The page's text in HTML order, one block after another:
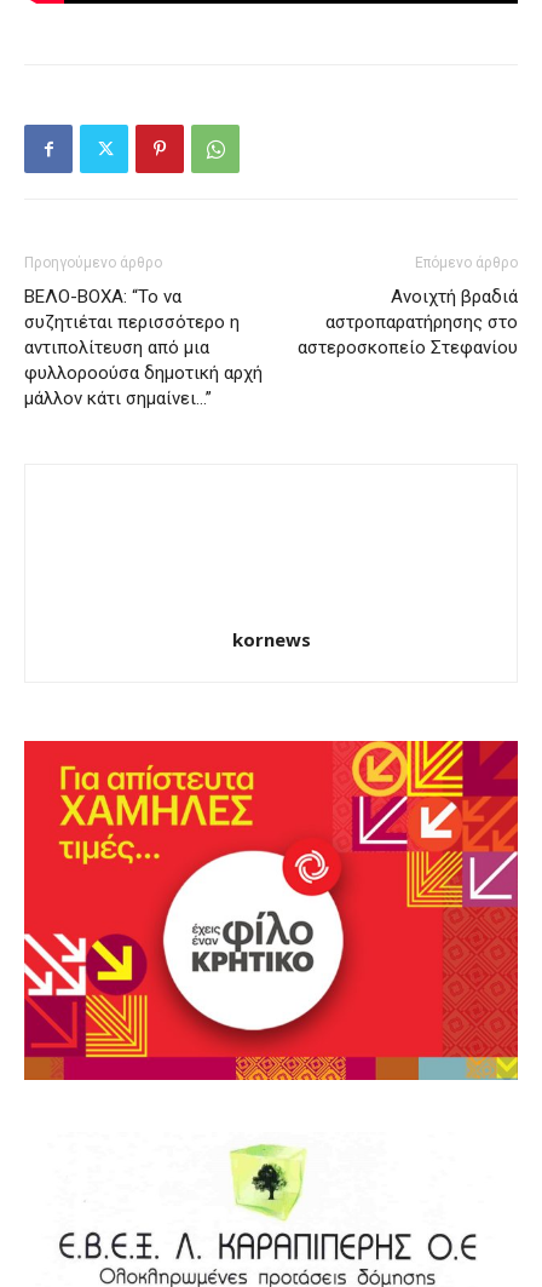
Προηγούμενο άρθρο
ΒΕΛΟ-ΒΟΧΑ: “Το να
συζητιέται περισσότερο η
αντιπολίτευση από μια
φυλλοροούσα δημοτική αρχή
μάλλον κάτι σημαίνει…”
Επόμενο άρθρο
Ανοιχτή βραδιά
αστροπαρατήρησης στο
αστεροσκοπείο Στεφανίου
kornews